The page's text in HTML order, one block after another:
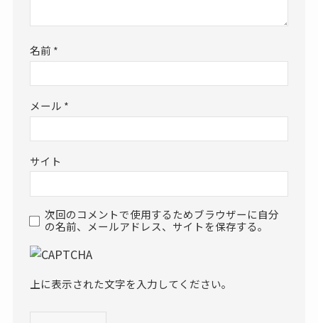
名前 *
メール *
サイト
次回のコメントで使用するためブラウザーに自分
の名前、メールアドレス、サイトを保存する。
上に表示された文字を入力してください。